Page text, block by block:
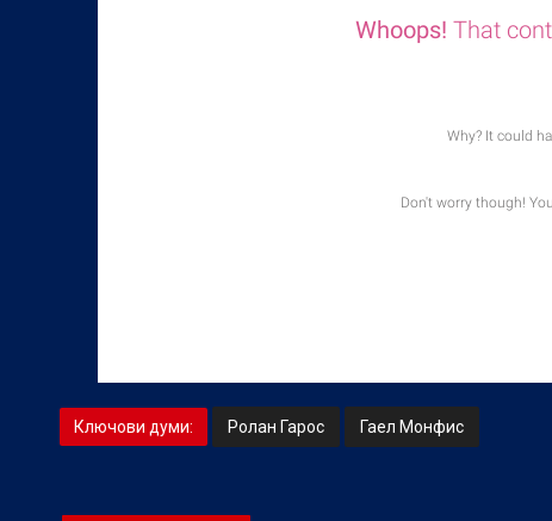
Ключови думи: Ролан Гарос Гаел Монфис